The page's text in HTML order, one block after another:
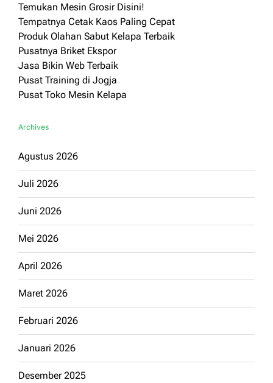
Temukan Mesin Grosir Disini!
Tempatnya Cetak Kaos Paling Cepat
Produk Olahan Sabut Kelapa Terbaik
Pusatnya Briket Ekspor
Jasa Bikin Web Terbaik
Pusat Training di Jogja
Pusat Toko Mesin Kelapa
Archives
Agustus 2026
Juli 2026
Juni 2026
Mei 2026
April 2026
Maret 2026
Februari 2026
Januari 2026
Desember 2025